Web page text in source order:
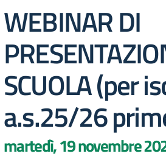
WEBINAR DI
SCUOLA (per
a.s.25/26
martedì, 19 novembre